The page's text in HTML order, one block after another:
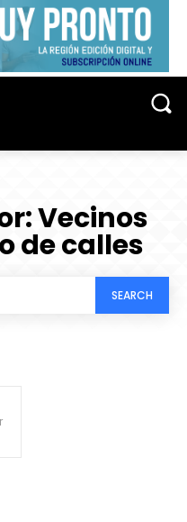
Vecinos
de calles
SEARCH